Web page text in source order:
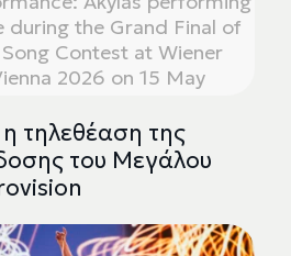
during the Grand Final of
Contest at Wiener
2026 on 15 May
τηλεθέαση της
του Μεγάλου